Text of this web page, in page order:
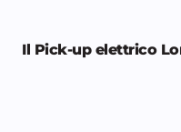
Il Pick-up elettrico